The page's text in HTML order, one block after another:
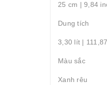
25 cm | 9,84
Dung tích
3,30 lít |
Màu sắc
Xanh rêu